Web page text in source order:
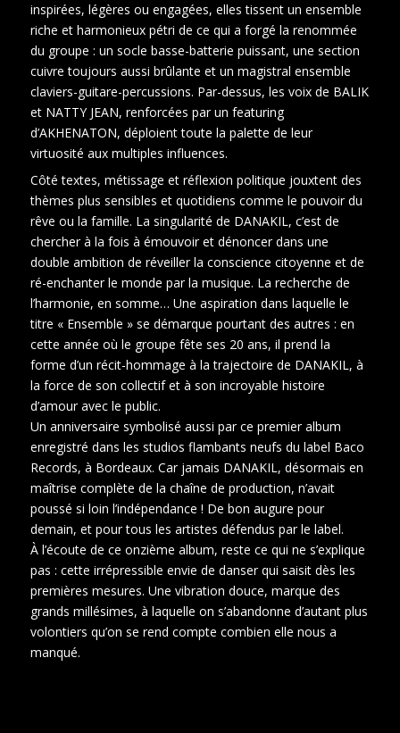
inspirées, légères ou engagées, elles tissent un ensemble
riche et harmonieux pétri de ce qui a forgé la renommée
du groupe : un socle basse-batterie puissant, une section
cuivre toujours aussi brûlante et un magistral ensemble
claviers-guitare-percussions. Par-dessus, les voix de BALIK
et NATTY JEAN, renforcées par un featuring
d’AKHENATON, déploient toute la palette de leur
virtuosité aux multiples influences.
Côté textes, métissage et réflexion politique jouxtent des
thèmes plus sensibles et quotidiens comme le pouvoir du
rêve ou la famille. La singularité de DANAKIL, c’est de
chercher à la fois à émouvoir et dénoncer dans une
double ambition de réveiller la conscience citoyenne et de
ré-enchanter le monde par la musique. La recherche de
l’harmonie, en somme… Une aspiration dans laquelle le
titre « Ensemble » se démarque pourtant des autres : en
cette année où le groupe fête ses 20 ans, il prend la
forme d’un récit-hommage à la trajectoire de DANAKIL, à
la force de son collectif et à son incroyable histoire
d’amour avec le public.
Un anniversaire symbolisé aussi par ce premier album
enregistré dans les studios flambants neufs du label Baco
Records, à Bordeaux. Car jamais DANAKIL, désormais en
maîtrise complète de la chaîne de production, n’avait
poussé si loin l’indépendance ! De bon augure pour
demain, et pour tous les artistes défendus par le label.
À l’écoute de ce onzième album, reste ce qui ne s’explique
pas : cette irrépressible envie de danser qui saisit dès les
premières mesures. Une vibration douce, marque des
grands millésimes, à laquelle on s’abandonne d’autant plus
volontiers qu’on se rend compte combien elle nous a
manqué.